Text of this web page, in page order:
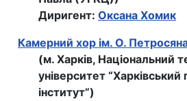
Диригент: Оксана Хомик
Камерний хор ім. О.
(м. Харків, Національний
університет “Харківський
інститут”)